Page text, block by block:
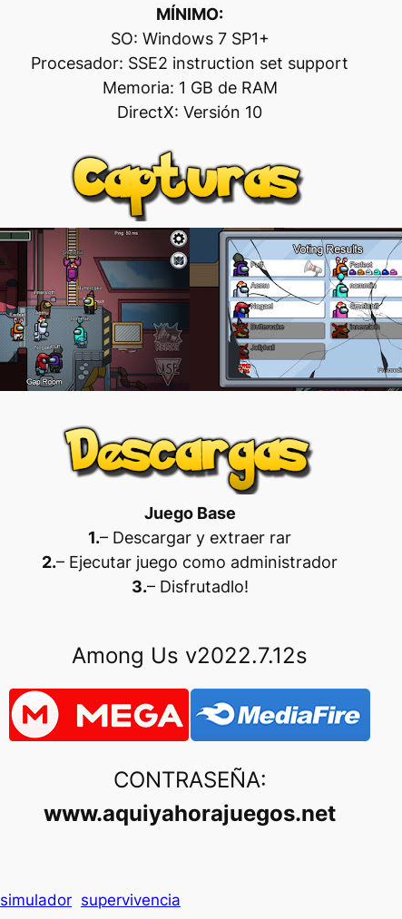
MÍNIMO:
SO: Windows 7 SP1+
Procesador: SSE2 instruction set support
Memoria: 1 GB de RAM
DirectX: Versión 10
Juego Base
1.– Descargar y extraer rar
2.– Ejecutar juego como administrador
3.– Disfrutadlo!
Among Us v2022.7.12s
CONTRASEÑA:
www.aquiyahorajuegos.net
simulador supervivencia